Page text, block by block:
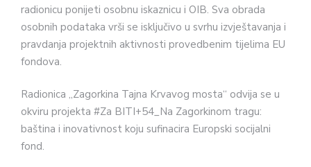
radionicu ponijeti osobnu iskaznicu i OIB. Sva obrada
osobnih podataka vrši se isključivo u svrhu izvještavanja i
pravdanja projektnih aktivnosti provedbenim tijelima EU
fondova.
Radionica „Zagorkina Tajna Krvavog mosta“ odvija se u
okviru projekta #Za BITI+54_Na Zagorkinom tragu:
baština i inovativnost koju sufinacira Europski socijalni
fond.